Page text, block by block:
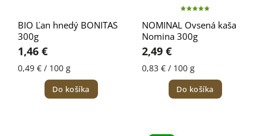
BIO Ľan hnedý BONITAS
300g
1,46 €
0,49 € / 100 g
Do košíka
NOMINAL Ovsená kaša
Nomina 300g
2,49 €
0,83 € / 100 g
Do košíka